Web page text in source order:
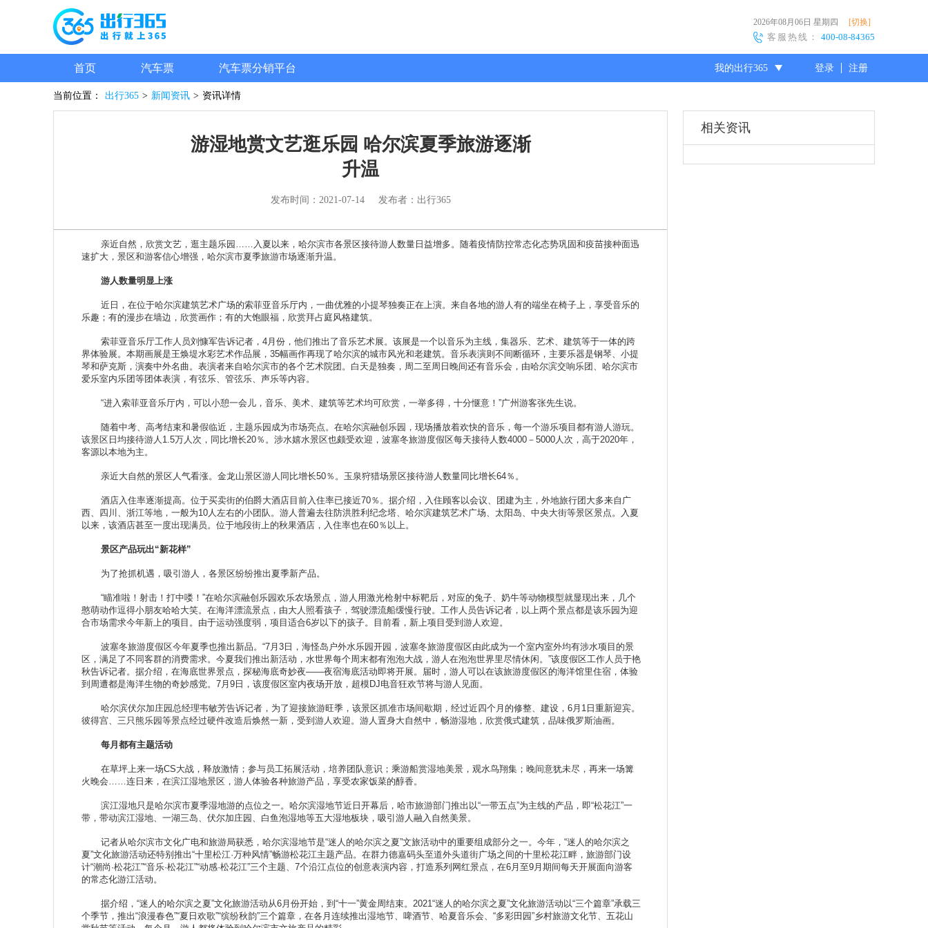
2026年08月06日 星期四 [切换]
客服热线： 400-08-84365
首页 汽车票 汽车票分销平台 我的出行365 登录 注册
当前位置： 出行365 > 新闻资讯 > 资讯详情
游湿地赏文艺逛乐园 哈尔滨夏季旅游逐渐
升温
发布时间： 2021-07-14发布者：出行365
亲近自然，欣赏文艺，逛主题乐园……入夏以来，哈尔滨市各景区接待游人数量日益增多。随着疫情防控常态化态势巩固和疫苗接种面迅
速扩大，景区和游客信心增强，哈尔滨市夏季旅游市场逐渐升温。
游人数量明显上涨
近日，在位于哈尔滨建筑艺术广场的索菲亚音乐厅内，一曲优雅的小提琴独奏正在上演。来自各地的游人有的端坐在椅子上，享受音乐的
乐趣；有的漫步在墙边，欣赏画作；有的大饱眼福，欣赏拜占庭风格建筑。
索菲亚音乐厅工作人员刘慷军告诉记者，4月份，他们推出了音乐艺术展。该展是一个以音乐为主线，集器乐、艺术、建筑等于一体的跨
界体验展。本期画展是王焕堤水彩艺术作品展，35幅画作再现了哈尔滨的城市风光和老建筑。音乐表演则不间断循环，主要乐器是钢琴、小提
琴和萨克斯，演奏中外名曲。表演者来自哈尔滨市的各个艺术院团。白天是独奏，周二至周日晚间还有音乐会，由哈尔滨交响乐团、哈尔滨市
爱乐室内乐团等团体表演，有弦乐、管弦乐、声乐等内容。
“进入索菲亚音乐厅内，可以小憩一会儿，音乐、美术、建筑等艺术均可欣赏，一举多得，十分惬意！”广州游客张先生说。
随着中考、高考结束和暑假临近，主题乐园成为市场亮点。在哈尔滨融创乐园，现场播放着欢快的音乐，每一个游乐项目都有游人游玩。
该景区日均接待游人1.5万人次，同比增长20％。涉水嬉水景区也颇受欢迎，波塞冬旅游度假区每天接待人数4000－5000人次，高于2020年，
客源以本地为主。
亲近大自然的景区人气看涨。金龙山景区游人同比增长50％。玉泉狩猎场景区接待游人数量同比增长64％。
酒店入住率逐渐提高。位于买卖街的伯爵大酒店目前入住率已接近70％。据介绍，入住顾客以会议、团建为主，外地旅行团大多来自广
西、四川、浙江等地，一般为10人左右的小团队。游人普遍去往防洪胜利纪念塔、哈尔滨建筑艺术广场、太阳岛、中央大街等景区景点。入夏
以来，该酒店甚至一度出现满员。位于地段街上的秋果酒店，入住率也在60％以上。
景区产品玩出“新花样”
为了抢抓机遇，吸引游人，各景区纷纷推出夏季新产品。
“瞄准啦！射击！打中喽！”在哈尔滨融创乐园欢乐农场景点，游人用激光枪射中标靶后，对应的兔子、奶牛等动物模型就显现出来，几个
憨萌动作逗得小朋友哈哈大笑。在海洋漂流景点，由大人照看孩子，驾驶漂流船缓慢行驶。工作人员告诉记者，以上两个景点都是该乐园为迎
合市场需求今年新上的项目。由于运动强度弱，项目适合6岁以下的孩子。目前看，新上项目受到游人欢迎。
波塞冬旅游度假区今年夏季也推出新品。“7月3日，海怪岛户外水乐园开园，波塞冬旅游度假区由此成为一个室内室外均有涉水项目的景
区，满足了不同客群的消费需求。今夏我们推出新活动，水世界每个周末都有泡泡大战，游人在泡泡世界里尽情休闲。”该度假区工作人员于艳
秋告诉记者。据介绍，在海底世界景点，探秘海底奇妙夜——夜宿海底活动即将开展。届时，游人可以在该旅游度假区的海洋馆里住宿，体验
到周遭都是海洋生物的奇妙感觉。7月9日，该度假区室内夜场开放，超模DJ电音狂欢节将与游人见面。
哈尔滨伏尔加庄园总经理韦敏芳告诉记者，为了迎接旅游旺季，该景区抓准市场间歇期，经过近四个月的修整、建设，6月1日重新迎宾。
彼得宫、三只熊乐园等景点经过硬件改造后焕然一新，受到游人欢迎。游人置身大自然中，畅游湿地，欣赏俄式建筑，品味俄罗斯油画。
每月都有主题活动
在草坪上来一场CS大战，释放激情；参与员工拓展活动，培养团队意识；乘游船赏湿地美景，观水鸟翔集；晚间意犹未尽，再来一场篝
火晚会……连日来，在滨江湿地景区，游人体验各种旅游产品，享受农家饭菜的醇香。
滨江湿地只是哈尔滨市夏季湿地游的点位之一。哈尔滨湿地节近日开幕后，哈市旅游部门推出以“一带五点”为主线的产品，即“松花江”一
带，带动滨江湿地、一湖三岛、伏尔加庄园、白鱼泡湿地等五大湿地板块，吸引游人融入自然美景。
记者从哈尔滨市文化广电和旅游局获悉，哈尔滨湿地节是“迷人的哈尔滨之夏”文旅活动中的重要组成部分之一。今年，“迷人的哈尔滨之
夏”文化旅游活动还特别推出“十里松江·万种风情”畅游松花江主题产品。在群力德嘉码头至道外头道街广场之间的十里松花江畔，旅游部门设
计“潮尚·松花江”“音乐·松花江”“动感·松花江”三个主题、7个沿江点位的创意表演内容，打造系列网红景点，在6月至9月期间每天开展面向游客
的常态化游江活动。
据介绍，“迷人的哈尔滨之夏”文化旅游活动从6月份开始，到“十一”黄金周结束。2021“迷人的哈尔滨之夏”文化旅游活动以“三个篇章”承载三
个季节，推出“浪漫春色”“夏日欢歌”“缤纷秋韵”三个篇章，在各月连续推出湿地节、啤酒节、哈夏音乐会、“多彩田园”乡村旅游文化节、五花山
相关资讯